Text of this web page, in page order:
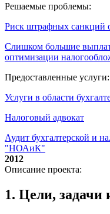
Решаемые проблемы:
Риск штрафных санкций
Слишком большие
оптимизации
Предоставленные услуги:
Услуги в области
Налоговый адвокат
Аудит бухгалтерской и
"НОАиК"
2012
Описание проекта:
1. Цели, задачи